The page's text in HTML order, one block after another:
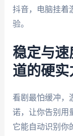
抖音，电脑挂着
验。
稳定与速
道的硬实
看剧最怕缓冲，
诺，让你告别用
它能自动识别你